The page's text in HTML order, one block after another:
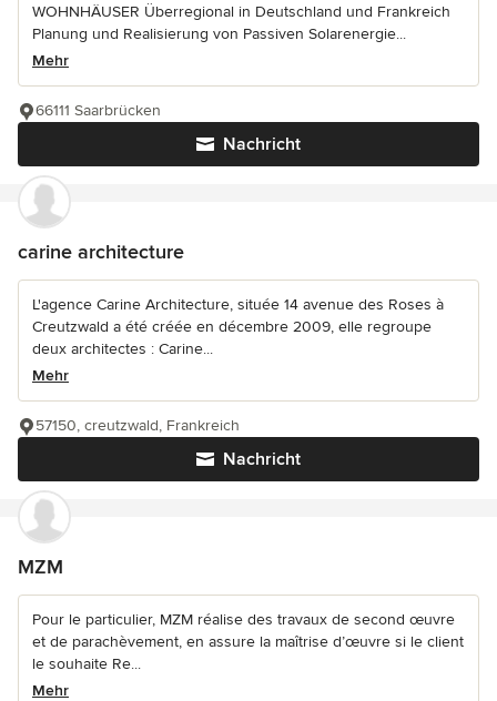
WOHNHÄUSER Überregional in Deutschland und Frankreich
Planung und Realisierung von Passiven Solarenergie...
Mehr
Nachricht
66111 Saarbrücken
carine architecture
L'agence Carine Architecture, située 14 avenue des Roses à
Creutzwald a été créée en décembre 2009, elle regroupe
deux architectes : Carine...
Mehr
Nachricht
57150, creutzwald, Frankreich
MZM
Pour le particulier, MZM réalise des travaux de second œuvre
et de parachèvement, en assure la maîtrise d’œuvre si le client
le souhaite Re...
Mehr